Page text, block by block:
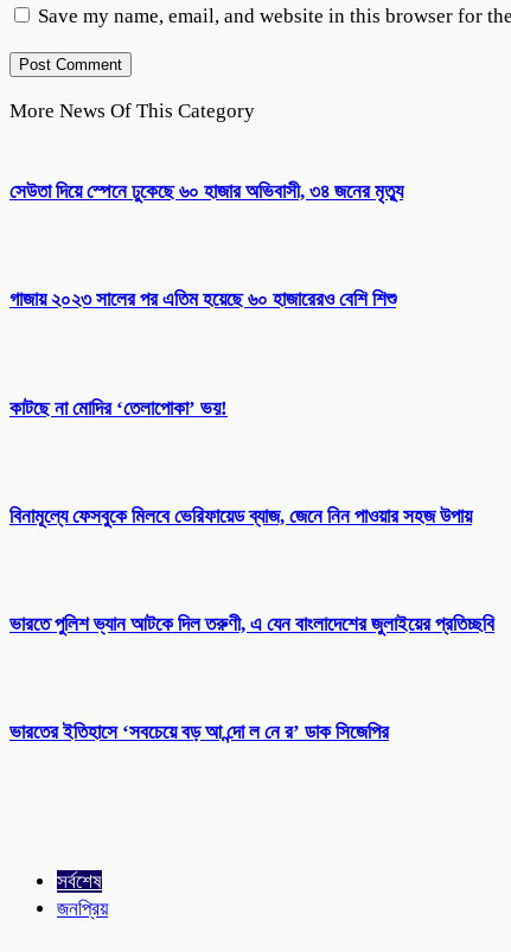
Save my name, email, and website in this browser for
More News Of This Category
সেউতা দিয়ে স্পেনে ঢুকেছে ৬০ হাজার অভিবাসী, ৩৪ জনের মৃত্যু
গাজায় ২০২৩ সালের পর এতিম হয়েছে ৬০ হাজারেরও বেশি শিশু
কাটছে না মোদির ‘তেলাপোকা’ ভয়!
বিনামূল্যে ফেসবুকে মিলবে ভেরিফায়েড ব্যাজ, জেনে নিন পাওয়ার সহজ উপায়
ভারতে পুলিশ ভ্যান আটকে দিল তরুণী, এ যেন বাংলাদেশের জুলাইয়ের প্রতিচ্ছবি
ভারতের ইতিহাসে ‘সবচেয়ে বড় আ ন্দো ল নে র’ ডাক সিজেপির
সর্বশেষ
জনপ্রিয়